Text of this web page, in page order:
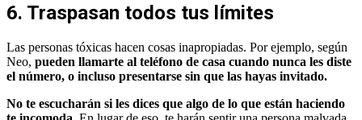
6. Traspasan todos tus límites
Las personas tóxicas hacen cosas inapropiadas. Por ejemplo, según
Neo, pueden llamarte al teléfono de casa cuando nunca les diste
el número, o incluso presentarse sin que las hayas invitado.
No te escucharán si les dices que algo de lo que están haciendo